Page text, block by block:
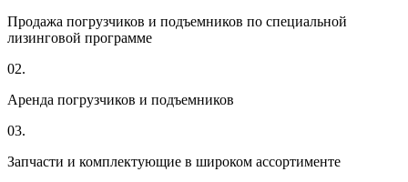
Продажа погрузчиков и подъемников по специальной
лизинговой программе
02.
Аренда погрузчиков и подъемников
03.
Запчасти и комплектующие в широком ассортименте